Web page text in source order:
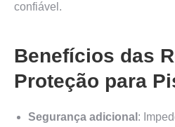
confiável.
Benefícios das
Proteção para
Segurança adicional :